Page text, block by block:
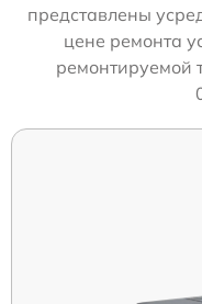
представлены
цене ремонта
ремонтируемой